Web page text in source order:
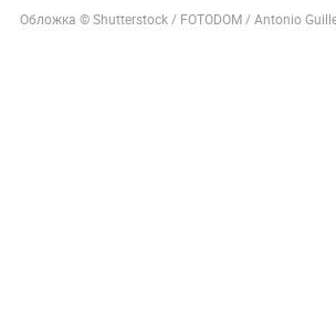
Обложка © Shutterstock / FOTODOM / Antonio